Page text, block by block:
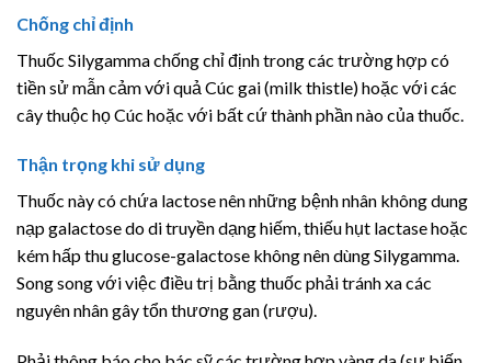
Chống chỉ định
Thuốc Silygamma chống chỉ định trong các trường hợp có
tiền sử mẫn cảm với quả Cúc gai (milk thistle) hoặc với các
cây thuộc họ Cúc hoặc với bất cứ thành phần nào của thuốc.
Thận trọng khi sử dụng
Thuốc này có chứa lactose nên những bệnh nhân không dung
nạp galactose do di truyền dạng hiếm, thiếu hụt lactase hoặc
kém hấp thu glucose-galactose không nên dùng Silygamma.
Song song với việc điều trị bằng thuốc phải tránh xa các
nguyên nhân gây tổn thương gan (rượu).